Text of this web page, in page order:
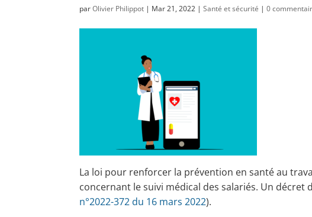
parOlivier Philippot | Mar 21, 2022 |Santé et sécurité |0
La loi pour renforcer la prévention en santé au
concernant le suivi médical des salariés. Un
n°2022-372 du 16 mars 2022).